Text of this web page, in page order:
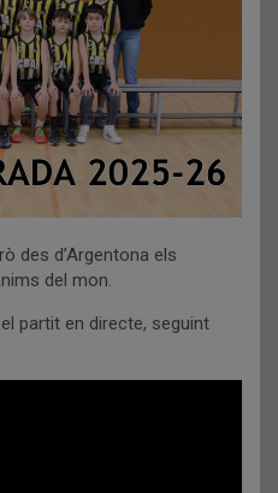
des d’Argentona els
del mon.
partit en directe, seguint